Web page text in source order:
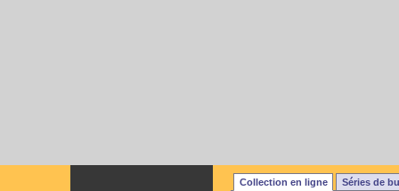
Collection en ligne Séries de